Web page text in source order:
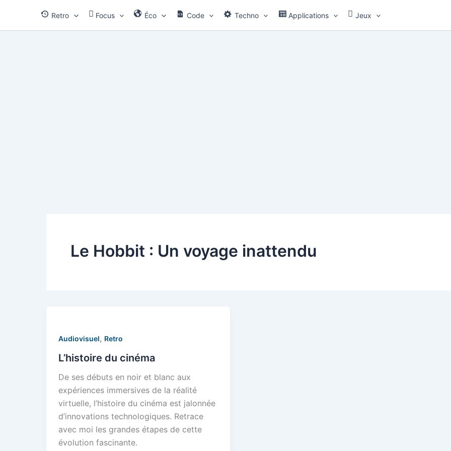
contenu
Retro Focus Éco Code Techno Applications Jeux
Le Hobbit : Un voyage inattendu
Audiovisuel, Retro
L’histoire du cinéma
De ses débuts en noir et blanc aux
expériences immersives de la réalité
virtuelle, l’histoire du cinéma est jalonnée
d’innovations technologiques. Retrace
avec moi les grandes étapes de cette
évolution fascinante.